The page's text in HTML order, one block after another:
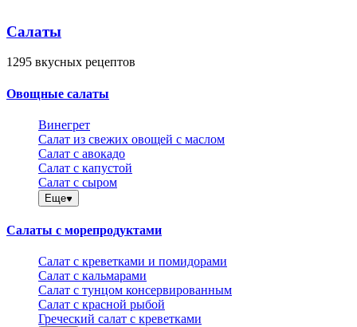
Салаты
1295 вкусных рецептов
Овощные салаты
Винегрет
Салат из свежих овощей с маслом
Салат с авокадо
Салат с капустой
Салат с сыром
Еще
Салаты с морепродуктами
Салат с креветками и помидорами
Салат с кальмарами
Салат с тунцом консервированным
Салат с красной рыбой
Греческий салат с креветками